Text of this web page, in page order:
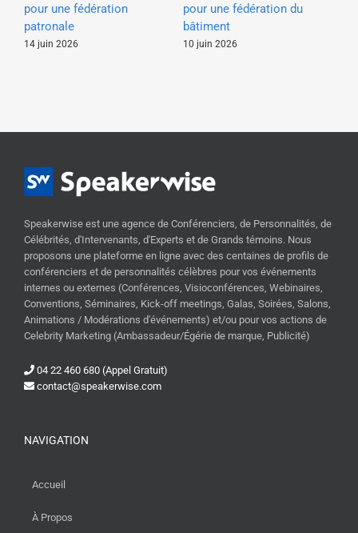
pour une fédération
patronale
14 juin 2026
pour une fédération du
bâtiment
10 juin 2026
Speakerwise est une agence de Conférenciers, de Personnalités, de
Célébrités, d'Intervenants, d'Experts et de Grands témoins. Nous
proposons une plateforme en ligne avec des centaines de profils de
conférenciers et de personnalités célèbres pour vos événements
internes ou externes (Conférences, Visioconférences, Webinaires,
Conventions, Séminaires, Kick-off meetings, Galas, Soirées, Salons,
Animations / Modérations d'événements) et/ou pour vos actions de
Celebrity Marketing (Ambassadeur/Égérie de marque, Publicité)
04 22 460 680 (Appel Gratuit)
contact@speakerwise.com
NAVIGATION
Accueil
À Propos